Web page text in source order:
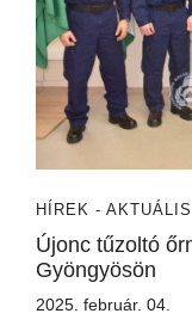
HÍREK - AKTUÁLIS
Újonc tűzoltó
Gyöngyösön
2025. február. 04.